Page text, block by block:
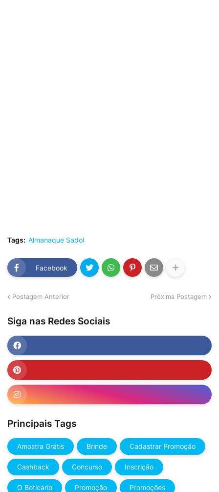
Tags: Almanaque Sadol
Facebook
Postagem Anterior Próxima Postagem
Siga nas Redes Sociais
Principais Tags
Amostra Grátis Brinde Cadastrar Promoção
Cashback Concurso Inscrição
O Boticário Promoção Promoções